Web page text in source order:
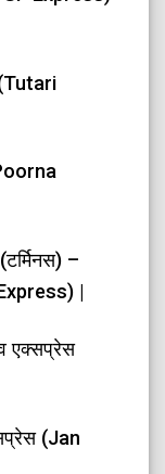
–
|
एक्सप्रेस
(Jan